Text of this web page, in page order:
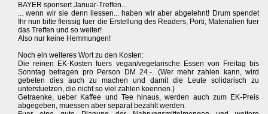
BAYER sponsert Januar-Treffen...
... wenn wir sie denn liessen... haben wir aber abgelehnt! Drum spendet
Ihr nun bitte fleissig fuer die Erstellung des Readers, Porti, Materialien fuer
das Treffen und so weiter!
Also nur keine Hemmungen!
Noch ein weiteres Wort zu den Kosten:
Die reinen EK-Kosten fuers vegan/vegetarische Essen von Freitag bis
Sonntag betragen pro Person DM 24.-. (Wer mehr zahlen kann, wird
gebeten dies auch zu machen und damit die Leute solidarisch zu
unterstuetzen, die nicht so viel zahlen koennen.)
Getraenke, ueber Kaffee und Tee hinaus, werden auch zum EK-Preis
abgegeben, muessen aber separat bezahlt werden.